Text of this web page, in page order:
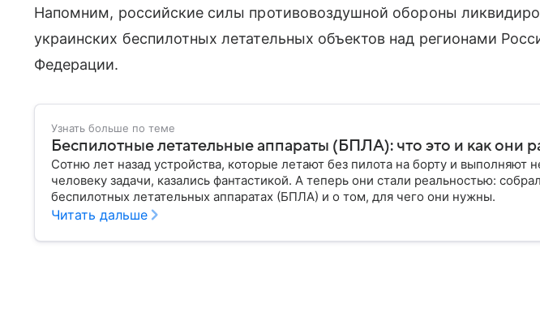
Напомним, российские силы противовоздушной обороны
украинских беспилотных летательных объектов над регионами
Федерации.
Узнать больше по теме
Беспилотные летательные аппараты (БПЛА): что это и как они
Сотню лет назад устройства, которые летают без пилота на борту и выполняют
человеку задачи, казались фантастикой. А теперь они стали реальностью:
беспилотных летательных аппаратах (БПЛА) и о том, для чего они нужны.
Читать дальше